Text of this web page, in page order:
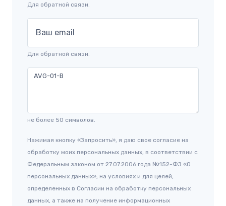
Для обратной связи.
Ваш email
Для обратной связи.
не более 50 символов.
Нажимая кнопку «Запросить», я даю свое согласие на
обработку моих персональных данных, в соответствии с
Федеральным законом от 27.07.2006 года №152-ФЗ «О
персональных данных», на условиях и для целей,
определенных в Согласии на обработку персональных
данных, а также на получение информационных